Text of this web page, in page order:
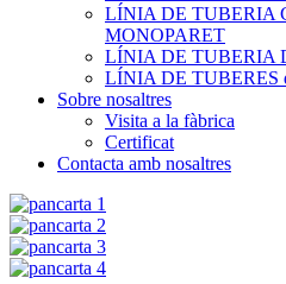
LÍNIA DE TUBERIA
MONOPARET
LÍNIA DE TUBERIA
LÍNIA DE TUBERES
Sobre nosaltres
Visita a la fàbrica
Certificat
Contacta amb nosaltres